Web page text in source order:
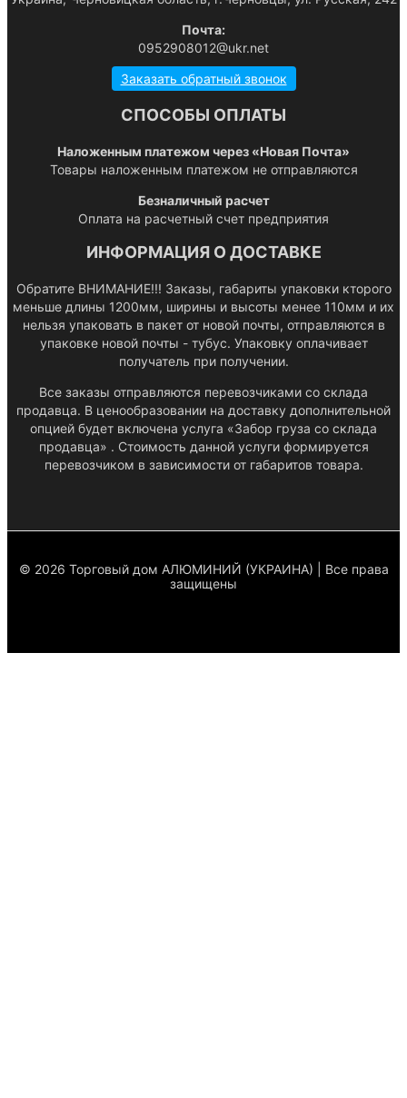
Почта:
0952908012@ukr.net
Заказать обратный звонок
СПОСОБЫ ОПЛАТЫ
Наложенным платежом через «Новая Почта»
Товары наложенным платежом не отправляются
Безналичный расчет
Оплата на расчетный счет предприятия
ИНФОРМАЦИЯ О ДОСТАВКЕ
Обратите ВНИМАНИЕ!!! Заказы, габариты упаковки кторого
меньше длины 1200мм, ширины и высоты менее 110мм и их
нельзя упаковать в пакет от новой почты, отправляются в
упаковке новой почты - тубус. Упаковку оплачивает
получатель при получении.
Все заказы отправляются перевозчиками со склада
продавца. В ценообразовании на доставку дополнительной
опцией будет включена услуга «Забор груза со склада
продавца» . Стоимость данной услуги формируется
перевозчиком в зависимости от габаритов товара.
© 2026 Торговый дом АЛЮМИНИЙ (УКРАИНА) | Все права
защищены